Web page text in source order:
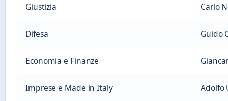
Giustizia Carlo
Difesa Guido
Economia e Finanze
Imprese e Made in Italy Adolfo